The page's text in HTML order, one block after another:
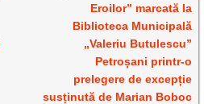
Eroilor” marcată la
Biblioteca Municipală
„Valeriu Butulescu”
Petroșani printr-o
prelegere de excepție
susținută de Marian Boboc